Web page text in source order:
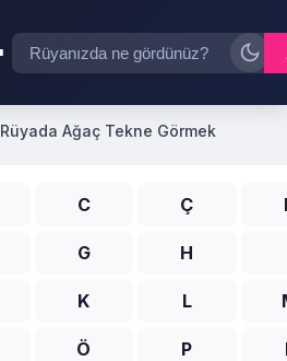
Rüyada Ağaç Tekne Görmek
C Ç
G H
K L
Ö P